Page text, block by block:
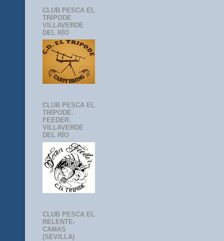
CLUB PESCA EL
TRÍPODE
VILLAVERDE
DEL RÍO
CLUB PESCA EL
TRÍPODE.
FEEDER.
VILLAVERDE
DEL RÍO
CLUB PESCA EL
RELENTE-
CAMAS
(SEVILLA)